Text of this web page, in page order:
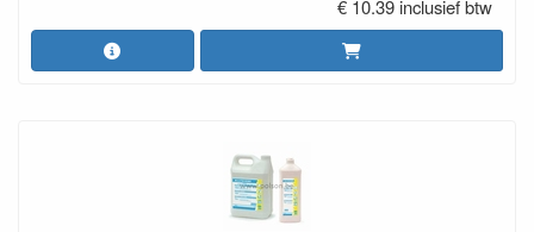
€ 10.39 inclusief btw